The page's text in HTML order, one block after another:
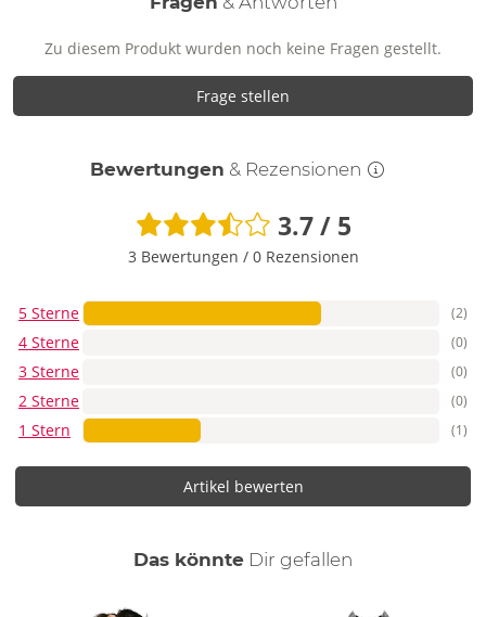
Zu diesem Produkt wurden noch keine Fragen gestellt.
Frage stellen
Bewertungen & Rezensionen
3.7 / 5
3 Bewertungen / 0 Rezensionen
5 Sterne (2)
4 Sterne (0)
3 Sterne (0)
2 Sterne (0)
1 Stern (1)
Artikel bewerten
Das könnte Dir auch
gefallen